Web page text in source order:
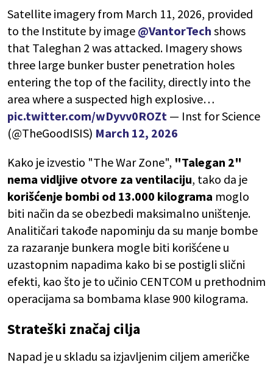
Satellite imagery from March 11, 2026, provided
to the Institute by image @VantorTech shows
that Taleghan 2 was attacked. Imagery shows
three large bunker buster penetration holes
entering the top of the facility, directly into the
area where a suspected high explosive…
pic.twitter.com/wDyvv0ROZt — Inst for Science
(@TheGoodISIS) March 12, 2026
Kako je izvestio "The War Zone", "Talegan 2"
nema vidljive otvore za ventilaciju, tako da je
korišćenje bombi od 13.000 kilograma moglo
biti način da se obezbedi maksimalno uništenje.
Analitičari takođe napominju da su manje bombe
za razaranje bunkera mogle biti korišćene u
uzastopnim napadima kako bi se postigli slični
efekti, kao što je to učinio CENTCOM u prethodnim
operacijama sa bombama klase 900 kilograma.
Strateški značaj cilja
Napad je u skladu sa izjavljenim ciljem američke